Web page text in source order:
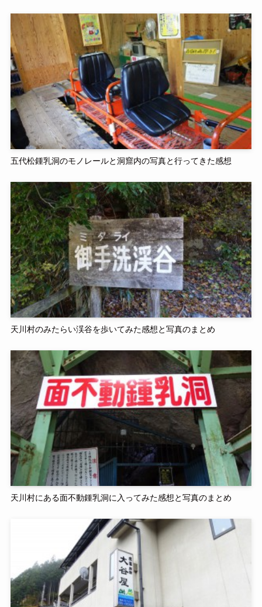
五代松鍾乳洞のモノレールと洞窟内の写真と行ってきた感想
天川村のみたらい渓谷を歩いてみた感想と写真のまとめ
天川村にある面不動鍾乳洞に入ってみた感想と写真のまとめ